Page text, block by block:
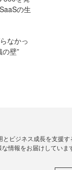
の生
なかっ
壁”
ビジネス成長を支援
情報をお届けしていま